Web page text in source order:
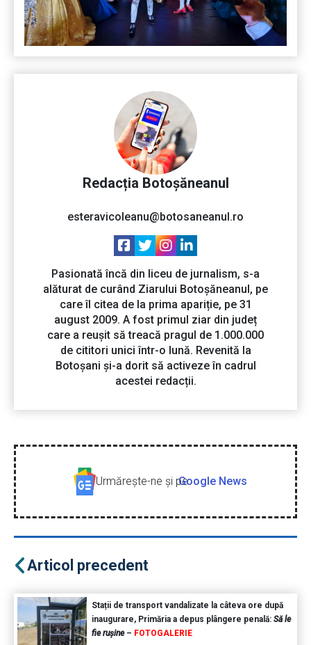
Redacția Botoșăneanul
esteravicoleanu@botosaneanul.ro
Pasionată încă din liceu de jurnalism, s-a
alăturat de curând Ziarului Botoșăneanul, pe
care îl citea de la prima apariție, pe 31
august 2009. A fost primul ziar din județ
care a reușit să treacă pragul de 1.000.000
de cititori unici într-o lună. Revenită la
Botoșani și-a dorit să activeze în cadrul
acestei redacții.
Urmăreşte-ne şi peGoogle News
Articol precedent
Stații de transport vandalizate la câteva ore după
inaugurare, Primăria a depus plângere penală: Să le
fie rușine– FOTOGALERIE